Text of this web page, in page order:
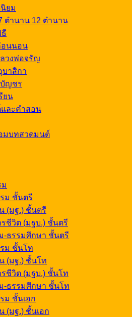
ยม
ตำนาน 12 ตำนาน
นนอน
วงพ่อจรัญ
าสิกา
ญชร
ยน
ละคำสอน
มบทสวดมนต์
ม ชั้นตรี
(มฐ.) ชั้นตรี
ชีวิต (มฐบ.) ชั้นตรี
-ธรรมศึกษา ชั้นตรี
ม ชั้นโท
(มฐ.) ชั้นโท
ชีวิต (มฐบ.) ชั้นโท
-ธรรมศึกษา ชั้นโท
ม ชั้นเอก
(มฐ.) ชั้นเอก